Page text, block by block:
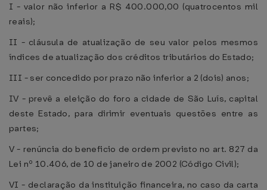
I - valor não inferior a R$ 400.000,00 (quatrocentos mil
reais);
II - cláusula de atualização de seu valor pelos mesmos
índices de atualização dos créditos tributários do Estado;
III - ser concedido por prazo não inferior a 2 (dois) anos;
IV - prevê a eleição do foro a cidade de São Luís, capital
deste Estado, para dirimir eventuais questões entre as
partes;
V - renúncia do beneficio de ordem previsto no art. 827 da
Lei nº 10.406, de 10 de janeiro de 2002 (Código Civil);
VI - declaração da instituição financeira, no caso da carta